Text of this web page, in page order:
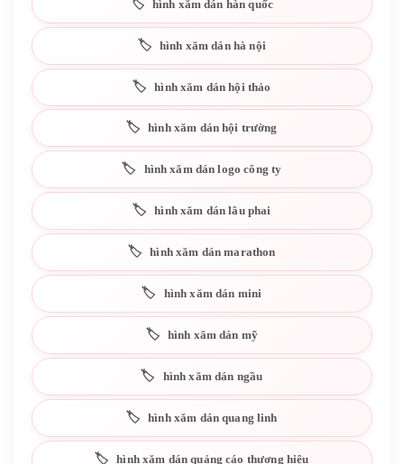
hình xăm dán hàn quốc
hình xăm dán hà nội
hình xăm dán hội thảo
hình xăm dán hội trường
hình xăm dán logo công ty
hình xăm dán lâu phai
hình xăm dán marathon
hình xăm dán mini
hình xăm dán mỹ
hình xăm dán ngầu
hình xăm dán quang linh
hình xăm dán quảng cáo thương hiệu